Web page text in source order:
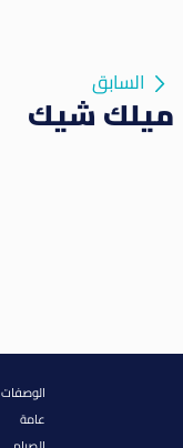
السابق
ميلك شيك
الوصفات
عامة